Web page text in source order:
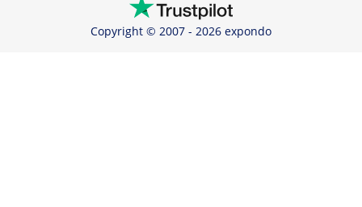
Copyright © 2007 - 2026 expondo